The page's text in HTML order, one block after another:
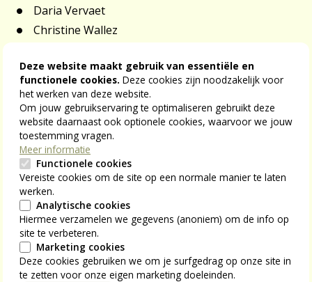
Daria Vervaet
Christine Wallez
Voorzitter:Leona Detiège
Ondervoorzitter:Maaike Geryl
Secretaris/penningmeester:Ruben Schoonackers
----------------------------------
Extra uitgenodigd zonder stemrecht:
Corry Maes, Landelijk verantwoordelijke S-Plus
Sofie Lambrechts
Dirk Laruweere
Deze website maakt gebruik van essentiële en
functionele cookies. Deze cookies zijn noodzakelijk voor
het werken van deze website.
Om jouw gebruikservaring te optimaliseren gebruikt deze
website daarnaast ook optionele cookies, waarvoor we jouw
toestemming vragen.
Meer informatie
Functionele cookies
Vereiste cookies om de site op een normale manier te laten
werken.
Analytische cookies
Hiermee verzamelen we gegevens (anoniem) om de info op
site te verbeteren.
Marketing cookies
Deze cookies gebruiken we om je surfgedrag op onze site in
te zetten voor onze eigen marketing doeleinden.